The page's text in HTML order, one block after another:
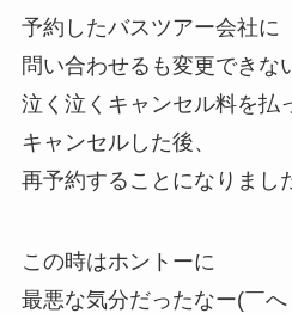
予約したバスツアー会社に
問い合わせるも変更できな
泣く泣くキャンセル料を払
キャンセルした後、
再予約することになりまし
この時はホントーに
最悪な気分だったなー(￣へ